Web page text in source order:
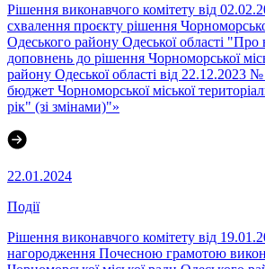
Рішення виконавчого комітету від
схвалення проєкту рішення
Одеського району Одеської області "Про
доповнень до рішення Чорноморської
району Одеської області від 22.12.2023
бюджет Чорноморської міської
рік" (зі змінами)"»
22.01.2024
Події
Рішення виконавчого комітету від
нагородження Почесною грамотою